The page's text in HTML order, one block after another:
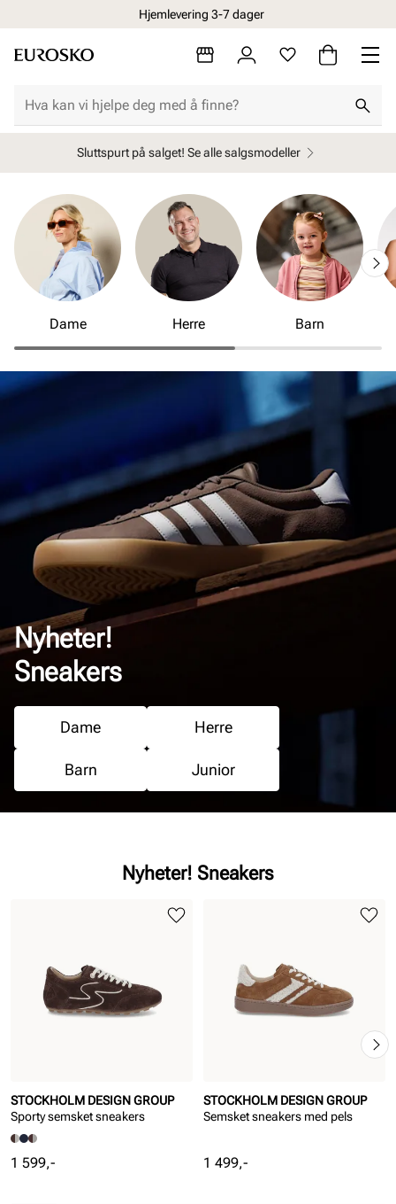
Hjemlevering 3-7 dager
Sluttspurt på salget! Se alle salgsmodeller
Dame Herre Barn
Nyheter!
Sneakers
Dame Herre
Barn Junior
Nyheter! Sneakers
STOCKHOLM DESIGN GROUP
Sporty semsket sneakers
Pris
1 599,-
STOCKHOLM DESIGN GROUP
Semsket sneakers med pels
Pris
1 499,-